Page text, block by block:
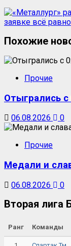
Похожие
Прочие
Отыгрались
06.08.2026 0
Прочие
Медали и
06.08.2026 0
Вторая лига
Ранг Команды